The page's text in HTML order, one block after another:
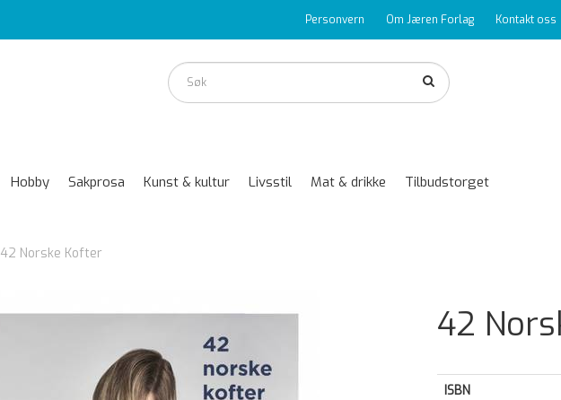
Personvern Om Jæren Forlag Kontakt oss
Hobby Sakprosa Kunst & kultur Livsstil Mat & drikke Tilbudstorget
42 Norske Kofter
42
ISBN